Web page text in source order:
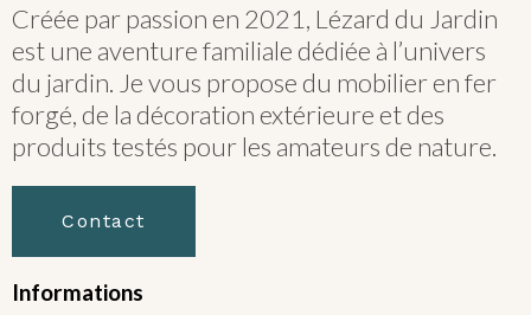
Créée par passion en 2021, Lézard du Jardin
est une aventure familiale dédiée à l’univers
du jardin. Je vous propose du mobilier en fer
forgé, de la décoration extérieure et des
produits testés pour les amateurs de nature.
Contact
Informations